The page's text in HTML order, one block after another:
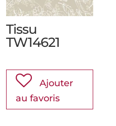
Tissu
TW14621
Ajouter
au favoris